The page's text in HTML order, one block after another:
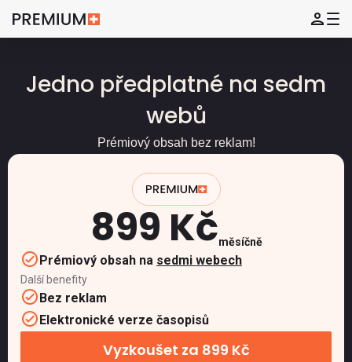
Jedno předplatné na sedm
webů
Prémiový obsah bez reklam!
899 Kčměsíčně
Prémiový obsah na sedmi webech
Další benefity
Bez reklam
Elektronické verze časopisů
Vyzkoušet za 899 Kč